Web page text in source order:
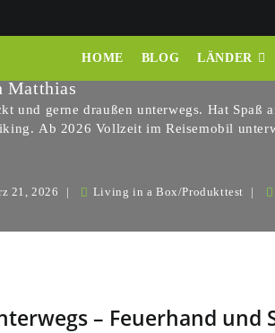
HOME BLOG LÄNDER
Lampen im
Matthias
und gerne draußen unterwegs. Hat Spaß
Ab 2026 Vollzeit im Reisemobil
21, 2026 Living in a Box/Produkttest
– Feuerhand und